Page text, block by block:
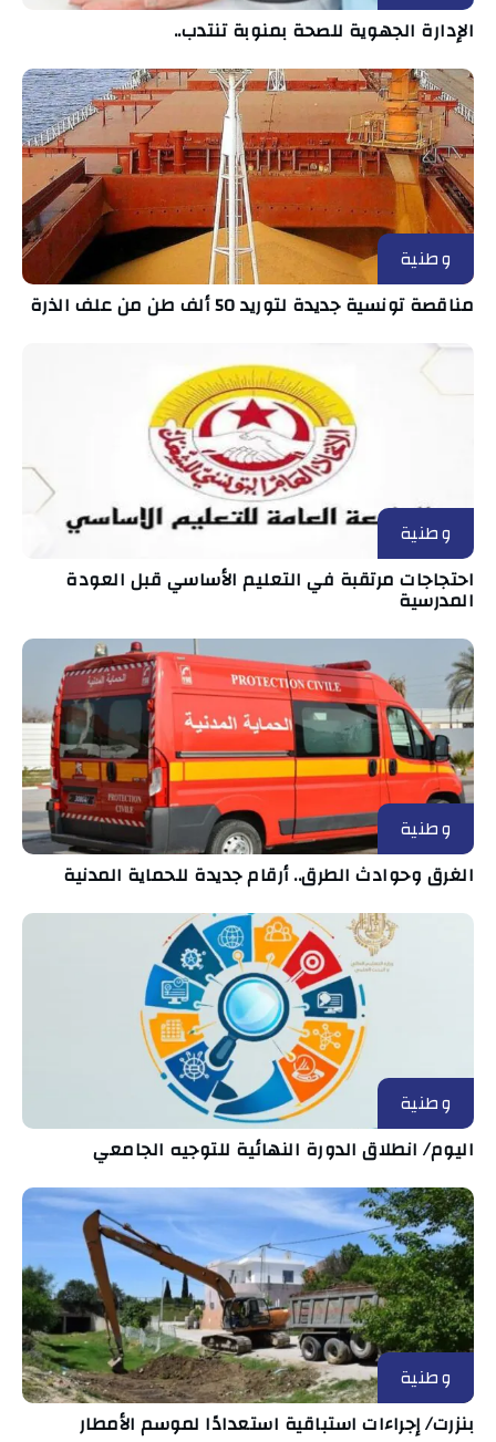
الإدارة الجهوية للصحة بمنوبة تنتدب..
وطنية
مناقصة تونسية جديدة لتوريد 50 ألف طن من علف الذرة
وطنية
احتجاجات مرتقبة في التعليم الأساسي قبل العودة
المدرسية
وطنية
الغرق وحوادث الطرق.. أرقام جديدة للحماية المدنية
وطنية
اليوم/ انطلاق الدورة النهائية للتوجيه الجامعي
وطنية
بنزرت/ إجراءات استباقية استعدادًا لموسم الأمطار